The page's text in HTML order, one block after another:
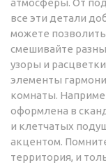
все эти детали
можете
смешивайте
узоры и
элементы
комнаты.
оформлена в
и клетчатых
акцентом.
территория, и